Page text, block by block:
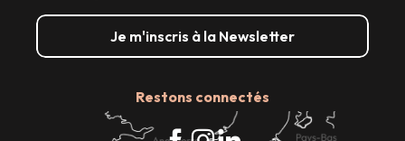
Je m'inscris à la Newsletter
Restons connectés